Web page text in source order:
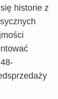
historie z